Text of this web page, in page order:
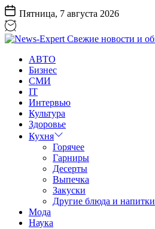
Перейти
к
содержанию
Пятница, 7 августа 2026
Expert
Свежие
новости
обзоры.
Последние
известия
АВТО
Бизнес
СМИ
IT
Интервью
Культура
Здоровье
Кухня
Горячее
Гарниры
Десерты
Выпечка
Закуски
Другие блюда и напитки
Мода
Наука